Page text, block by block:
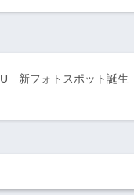
新フォトスポット誕生